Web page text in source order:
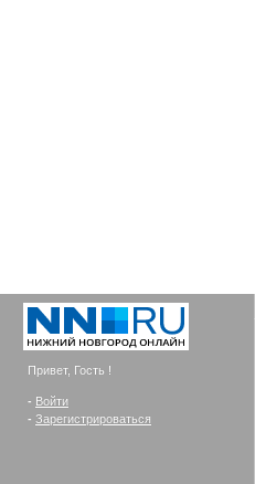
Привет, Гость !
- Войти
- Зарегистрироваться